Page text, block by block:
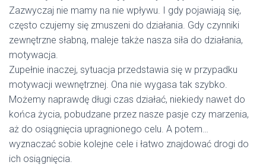
Zazwyczaj nie mamy na nie wpływu. I gdy pojawiają się,
często czujemy się zmuszeni do działania. Gdy czynniki
zewnętrzne słabną, maleje także nasza siła do działania,
motywacja.
Zupełnie inaczej, sytuacja przedstawia się w przypadku
motywacji wewnętrznej. Ona nie wygasa tak szybko.
Możemy naprawdę długi czas działać, niekiedy nawet do
końca życia, pobudzane przez nasze pasje czy marzenia,
aż do osiągnięcia upragnionego celu. A potem…
wyznaczać sobie kolejne cele i łatwo znajdować drogi do
ich osiągnięcia.